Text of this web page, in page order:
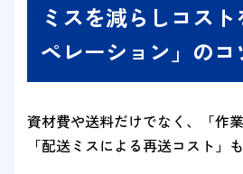
ミスを減らしコス
ペレーション」のコ
資材費や送料だけでなく、「作
「配送ミスによる再送コスト」